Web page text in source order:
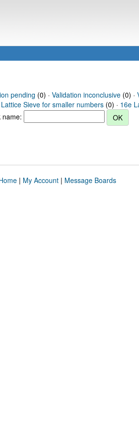
pending (0) · Validation inconclusive(0) ·
Sieve for smaller numbers (0) · 16e
name:
| My Account| Message Boards